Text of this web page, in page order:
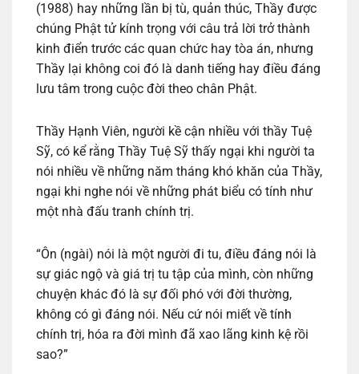
(1988) hay những lần bị tù, quản thúc, Thầy được
chúng Phật tử kính trọng với câu trả lời trở thành
kinh điển trước các quan chức hay tòa án, nhưng
Thầy lại không coi đó là danh tiếng hay điều đáng
lưu tâm trong cuộc đời theo chân Phật.
Thầy Hạnh Viên, người kề cận nhiều với thầy Tuệ
Sỹ, có kể rằng Thầy Tuệ Sỹ thấy ngại khi người ta
nói nhiều về những năm tháng khó khăn của Thầy,
ngại khi nghe nói về những phát biểu có tính như
một nhà đấu tranh chính trị.
“Ôn (ngài) nói là một người đi tu, điều đáng nói là
sự giác ngộ và giá trị tu tập của mình, còn những
chuyện khác đó là sự đối phó với đời thường,
không có gì đáng nói. Nếu cứ nói miết về tính
chính trị, hóa ra đời mình đã xao lãng kinh kệ rồi
sao?”